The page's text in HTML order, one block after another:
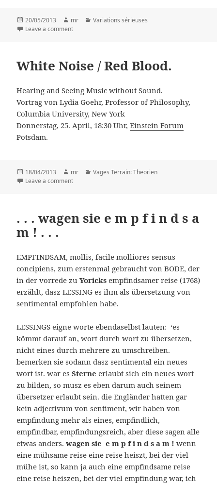
Posted
on
20/05/2013 Author
mr Categories
Variations sérieuses
Leave a comment
White Noise / Red Blood.
Hearing and Seeing Music without Sound.
Vortrag von Lydia Goehr, Professor of Philosophy,
Columbia University, New York
Donnerstag, 25. April, 18:30 Uhr,Einstein Forum
Potsdam.
Posted
on
18/04/2013 Author
mr Categories
Vages Terrain: Theorien
Leave a comment
. . . wagen sie e m p f i n d s a
m ! . . .
EMPFINDSAM, mollis, facile molliores sensus
concipiens, zum erstenmal gebraucht von BODE, der
in der vorrede zuYoricks empfindsamer reise (1768)
erzählt, dasz LESSING es ihm als übersetzung von
sentimental empfohlen habe.
LESSINGS eigne worte ebendaselbst lauten: ‘es
kömmt darauf an, wort durch wort zu übersetzen,
nicht eines durch mehrere zu umschreiben.
bemerken sie sodann dasz sentimental ein neues
wort ist. war esSterne erlaubt sich ein neues wort
zu bilden, so musz es eben darum auch seinem
übersetzer erlaubt sein. die Engländer hatten gar
kein adjectivum von sentiment, wir haben von
empfindung mehr als eines, empfindlich,
empfindbar, empfindungsreich, aber diese sagen alle
etwas anders.wagen sie e m p f i n d s a m ! wenn
eine mühsame reise eine reise heiszt, bei der viel
mühe ist, so kann ja auch eine empfindsame reise
eine reise heiszen, bei der viel empfindung war, ich